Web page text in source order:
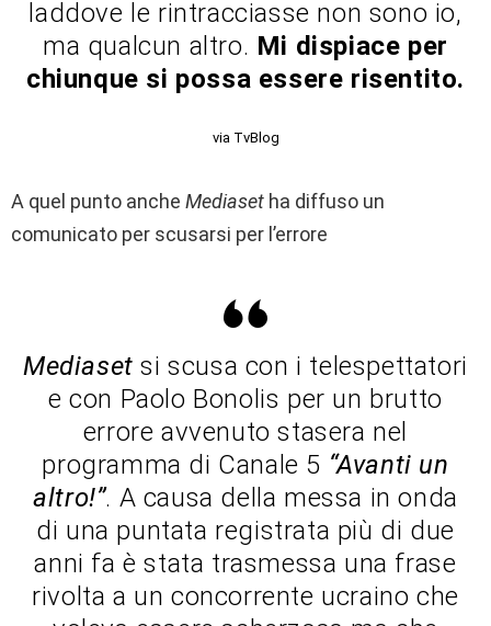
laddove le rintracciasse non sono io,
ma qualcun altro. Mi dispiace per
chiunque si possa essere risentito.
via TvBlog
A quel punto anche Mediaset ha diffuso un
comunicato per scusarsi per l’errore
Mediaset si scusa con i telespettatori
e con Paolo Bonolis per un brutto
errore avvenuto stasera nel
programma di Canale 5 “Avanti un
altro!”. A causa della messa in onda
di una puntata registrata più di due
anni fa è stata trasmessa una frase
rivolta a un concorrente ucraino che